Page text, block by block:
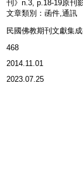
刊》n.3, p.18-19原刊
文章類別：函件,通訊
民國佛教期刊文獻集
468
2014.11.01
2023.07.25